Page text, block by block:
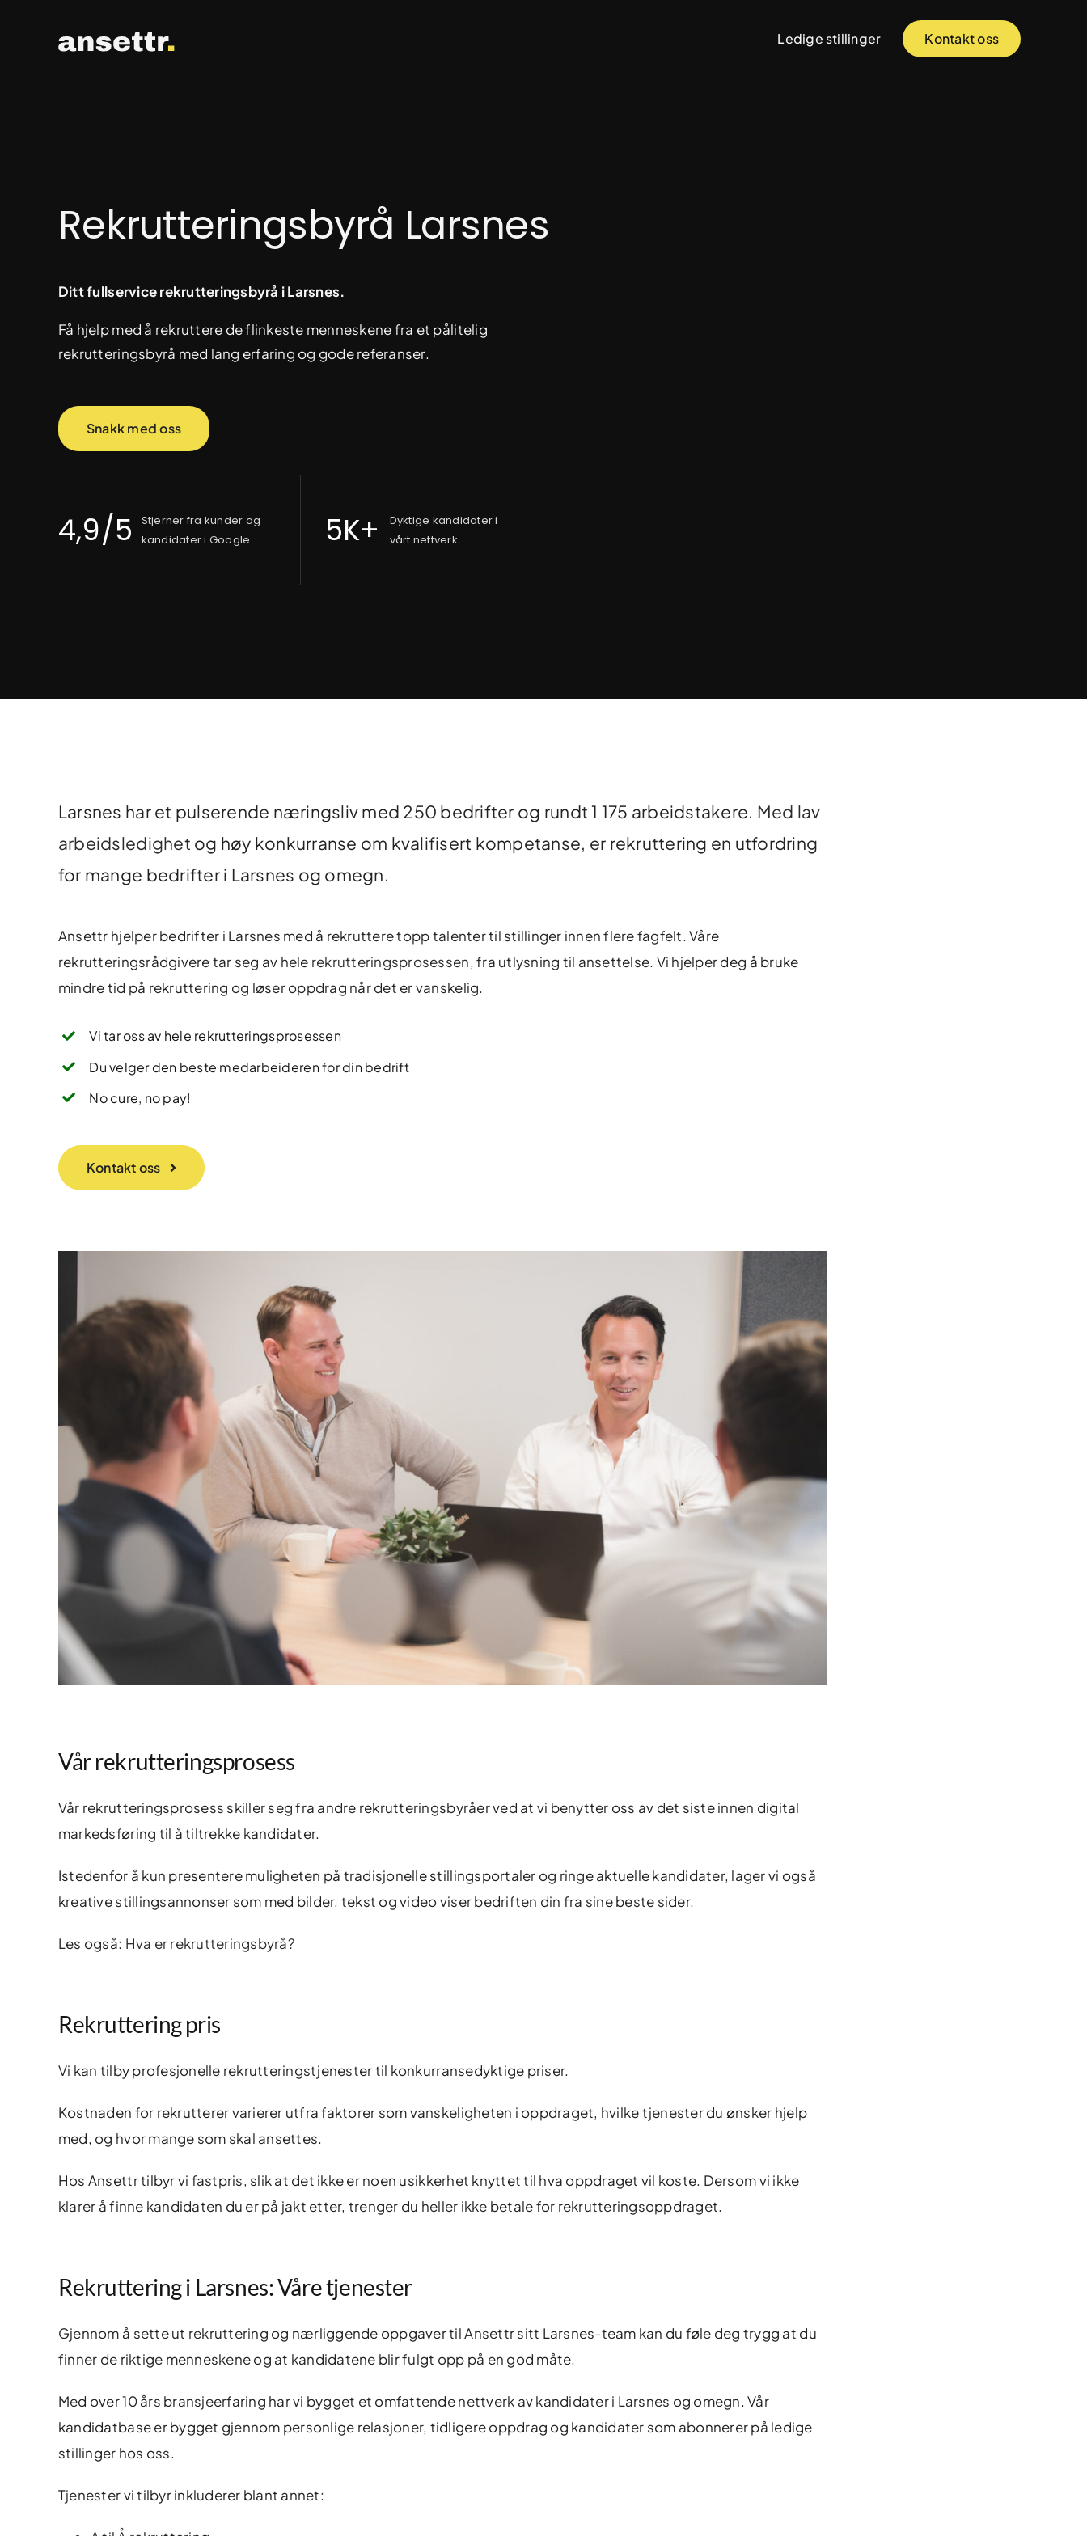
Ledige stillinger Kontakt oss
Rekrutteringsbyrå Larsnes
Ditt fullservice rekrutteringsbyrå i Larsnes.
Få hjelp med å rekruttere de flinkeste menneskene fra et pålitelig
rekrutteringsbyrå med lang erfaring og gode referanser.
Snakk med oss
4,9/5
Stjerner fra kunder og
kandidater i Google
5K+
Dyktige kandidater i
vårt nettverk.
Larsnes har et pulserende næringsliv med 250 bedrifter og rundt 1 175 arbeidstakere. Med lav
arbeidsledighet og høy konkurranse om kvalifisert kompetanse, er rekruttering en utfordring
for mange bedrifter i Larsnes og omegn.
Ansettr hjelper bedrifter i Larsnes med å rekruttere topp talenter til stillinger innen flere fagfelt. Våre
rekrutteringsrådgivere tar seg av hele rekrutteringsprosessen, fra utlysning til ansettelse. Vi hjelper deg å bruke
mindre tid på rekruttering og løser oppdrag når det er vanskelig.
Vi tar oss av hele rekrutteringsprosessen
Du velger den beste medarbeideren for din bedrift
No cure, no pay!
Kontakt oss
Vår rekrutteringsprosess
Vår rekrutteringsprosess skiller seg fra andre rekrutteringsbyråer ved at vi benytter oss av det siste innen digital
markedsføring til å tiltrekke kandidater.
Istedenfor å kun presentere muligheten på tradisjonelle stillingsportaler og ringe aktuelle kandidater, lager vi også
kreative stillingsannonser som med bilder, tekst og video viser bedriften din fra sine beste sider.
Les også: Hva er rekrutteringsbyrå?
Rekruttering pris
Vi kan tilby profesjonelle rekrutteringstjenester til konkurransedyktige priser.
Kostnaden for rekrutterer varierer utfra faktorer som vanskeligheten i oppdraget, hvilke tjenester du ønsker hjelp
med, og hvor mange som skal ansettes.
Hos Ansettr tilbyr vi fastpris, slik at det ikke er noen usikkerhet knyttet til hva oppdraget vil koste. Dersom vi ikke
klarer å finne kandidaten du er på jakt etter, trenger du heller ikke betale for rekrutteringsoppdraget.
Rekruttering i Larsnes: Våre tjenester
Gjennom å sette ut rekruttering og nærliggende oppgaver til Ansettr sitt Larsnes-team kan du føle deg trygg at du
finner de riktige menneskene og at kandidatene blir fulgt opp på en god måte.
Med over 10 års bransjeerfaring har vi bygget et omfattende nettverk av kandidater i Larsnes og omegn. Vår
kandidatbase er bygget gjennom personlige relasjoner, tidligere oppdrag og kandidater som abonnerer på ledige
stillinger hos oss.
Tjenester vi tilbyr inkluderer blant annet: